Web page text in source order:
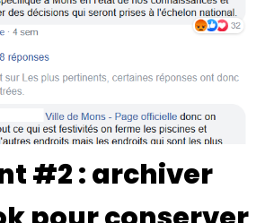
#2 : archiver